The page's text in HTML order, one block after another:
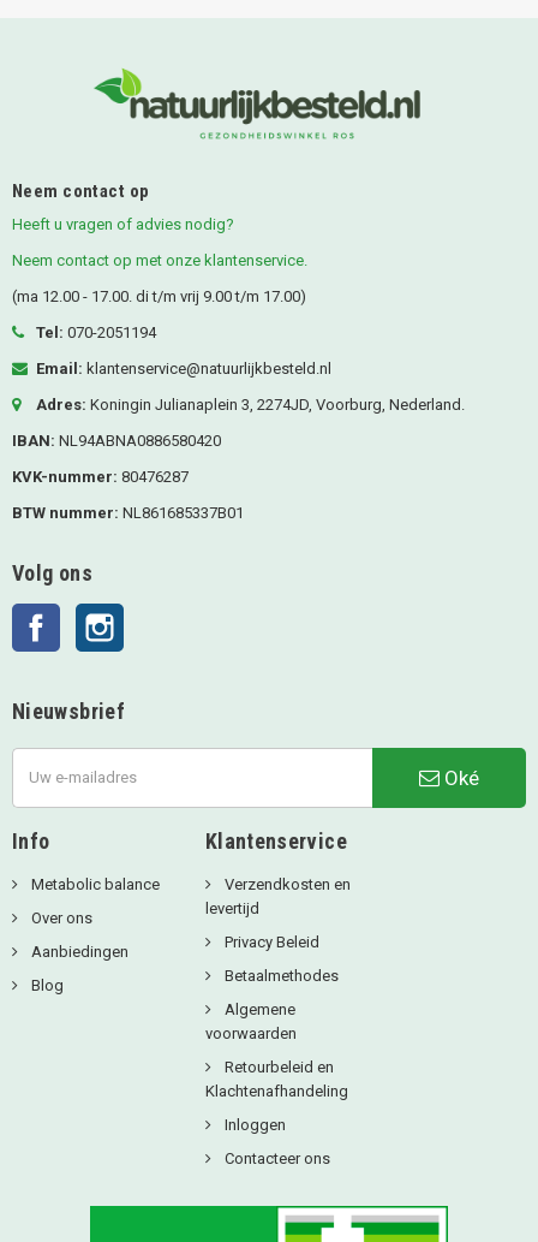
Neem contact op
Heeft u vragen of advies nodig?
Neem contact op met onze klantenservice.
(ma 12.00 - 17.00. di t/m vrij 9.00 t/m 17.00)
Tel: 070-2051194
Email: klantenservice@natuurlijkbesteld.nl
Adres: Koningin Julianaplein 3, 2274JD, Voorburg, Nederland.
IBAN: NL94ABNA0886580420
KVK-nummer: 80476287
BTW nummer: NL861685337B01
Volg ons
Facebook
Nieuwsbrief
Oké
Info
Metabolic balance
Over ons
Aanbiedingen
Blog
Klantenservice
Verzendkosten en
levertijd
Privacy Beleid
Betaalmethodes
Algemene
voorwaarden
Retourbeleid en
Klachtenafhandeling
Inloggen
Contacteer ons